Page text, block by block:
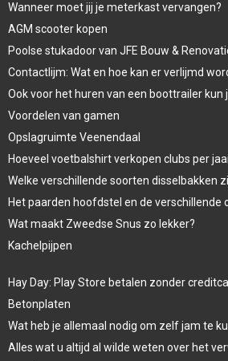
Wanneer moet jij je meterkast vervangen?
AGM scooter kopen
Poolse stukadoor van JFE Bouw &
Contactlijm: Wat en hoe kan er verlijmd
Ook voor het huren van een boottrailer
Voordelen van gamen
Opslagruimte Veenendaal
Hoeveel voetbalshirt verkopen clubs per
Welke verschillende soorten disselbakken
Het paarden hoofdstel en de verschillende
Wat maakt Zweedse Snus zo lekker?
Kachelpijpen
Hay Day: Play Store betalen zonder
Betonplaten
Wat heb je allemaal nodig om zelf jam te
Alles wat u altijd al wilde weten over het